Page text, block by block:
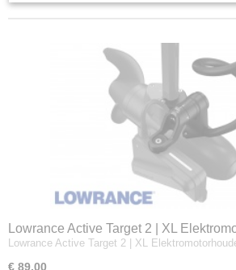
Lowrance Active Target 2 | XL
Lowrance Active Target 2 | XL
€ 89,00